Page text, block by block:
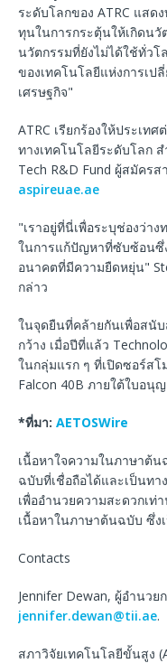
ระดับโลกของ ATRC แสด
ทุนในการกระตุ้นให้เกิดนวั
นวัตกรรมที่ยังไม่ได้ใช้ทั่ว
ของเทคโนโลยีแห่งการเป
เศรษฐกิจ"
ATRC เรียกร้องให้ประเ
ทางเทคโนโลยีระดับโลก สํ
Tech R&D Fund ผู้สมัคร
aspireuae.ae
"เราอยู่ที่นี่เพื่อระบุช่องว่า
ในการแก้ปัญหาที่ซับซ้อนซึ่ง
อนาคตที่มีความยืดหยุ่น"
กล่าว
ในจุดยืนที่คล้ายกันเพื่อสนั
กว้าง เมื่อปีที่แล้ว
ในกลุ่มแรก ๆ ที่เปิดซอร์ส
Falcon 40B ภายใต้ใบอนุ
*ที่มา: AETOSWire
เนื้อหาใจความในภาษาต้
ฉบับที่เชื่อถือได้และเป็นท
เพื่ออำนวยความสะดวกเท่
เนื้อหาในภาษาต้นฉบับ ซึ่ง
Contacts
Jennifer Dewan, ผู้อำนวย
jennifer.dewan@tii.ae.
สภาวิจัยเทคโนโลยีขั้นสูง